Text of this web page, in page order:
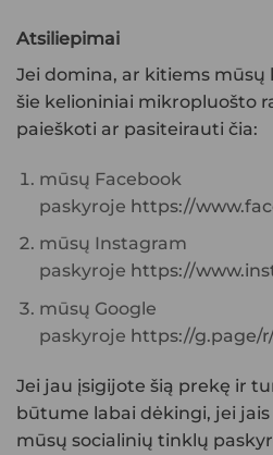
Atsiliepimai
Jei domina, ar kitiems
šie kelioniniai mikropluošto
paieškoti ar pasiteirauti čia:
mūsų Facebook
paskyroje https://
mūsų Instagram
paskyroje https://
mūsų Google
paskyroje https://g.page/
Jei jau įsigijote šią prekę ir
būtume labai dėkingi, jei
mūsų socialinių tinklų